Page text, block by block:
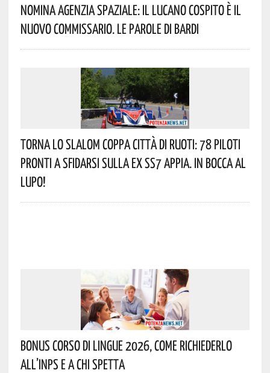
Nomina Agenzia Spaziale: Il Lucano Cospito È Il
Nuovo Commissario. Le Parole Di Bardi
Torna Lo Slalom Coppa Città Di Ruoti: 78 Piloti
Pronti A Sfidarsi Sulla Ex SS7 Appia. In Bocca Al
Lupo!
Bonus Corso Di Lingue 2026, Come Richiederlo
All’INPS E A Chi Spetta